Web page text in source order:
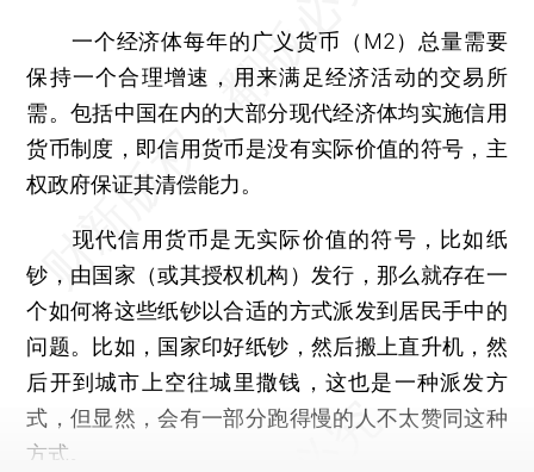
一个经济体每年的广义货币（M2）总量需要
保持一个合理增速，用来满足经济活动的交易所
需。包括中国在内的大部分现代经济体均实施信用
货币制度，即信用货币是没有实际价值的符号，主
权政府保证其清偿能力。
现代信用货币是无实际价值的符号，比如纸
钞，由国家（或其授权机构）发行，那么就存在一
个如何将这些纸钞以合适的方式派发到居民手中的
问题。比如，国家印好纸钞，然后搬上直升机，然
后开到城市上空往城里撒钱，这也是一种派发方
式，但显然，会有一部分跑得慢的人不太赞同这种
方式。